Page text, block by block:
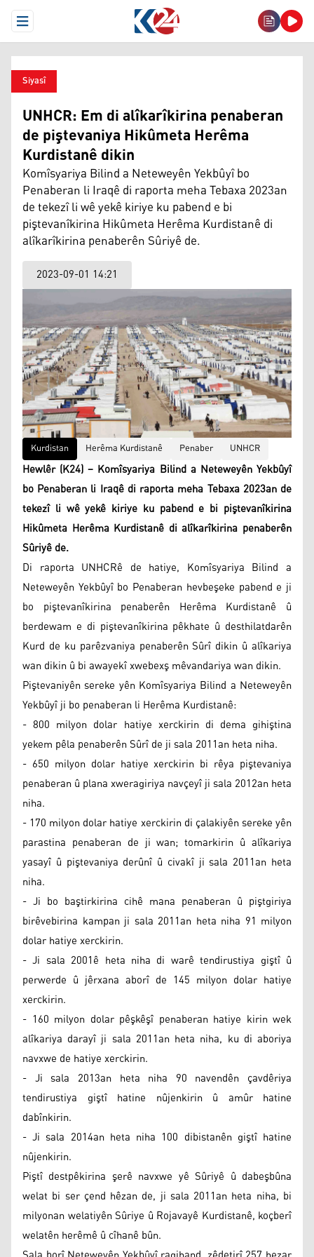
Open Menu
Siyasî
UNHCR: Em di alîkarîkirina penaberan
de piştevaniya Hikûmeta Herêma
Kurdistanê dikin
Komîsyariya Bilind a Neteweyên Yekbûyî bo
Penaberan li Iraqê di raporta meha Tebaxa 2023an
de tekezî li wê yekê kiriye ku pabend e bi
piştevanîkirina Hikûmeta Herêma Kurdistanê di
alîkarîkirina penaberên Sûriyê de.
2023-09-01 14:21
Kurdistan Herêma Kurdistanê Penaber UNHCR
Hewlêr (K24) – Komîsyariya Bilind a Neteweyên Yekbûyî
bo Penaberan li Iraqê di raporta meha Tebaxa 2023an de
tekezî li wê yekê kiriye ku pabend e bi piştevanîkirina
Hikûmeta Herêma Kurdistanê di alîkarîkirina penaberên
Sûriyê de.
Di raporta UNHCRê de hatiye, Komîsyariya Bilind a
Neteweyên Yekbûyî bo Penaberan hevbeşeke pabend e ji
bo piştevanîkirina penaberên Herêma Kurdistanê û
berdewam e di piştevanîkirina pêkhate û desthilatdarên
Kurd de ku parêzvaniya penaberên Sûrî dikin û alîkariya
wan dikin û bi awayekî xwebexş mêvandariya wan dikin.
Piştevaniyên sereke yên Komîsyariya Bilind a Neteweyên
Yekbûyî ji bo penaberan li Herêma Kurdistanê:
- 800 milyon dolar hatiye xerckirin di dema gihiştina
yekem pêla penaberên Sûrî de ji sala 2011an heta niha.
- 650 milyon dolar hatiye xerckirin bi rêya piştevaniya
penaberan û plana xweragiriya navçeyî ji sala 2012an heta
niha.
- 170 milyon dolar hatiye xerckirin di çalakiyên sereke yên
parastina penaberan de ji wan; tomarkirin û alîkariya
yasayî û piştevaniya derûnî û civakî ji sala 2011an heta
niha.
- Ji bo baştirkirina cihê mana penaberan û piştgiriya
birêvebirina kampan ji sala 2011an heta niha 91 milyon
dolar hatiye xerckirin.
- Ji sala 2001ê heta niha di warê tendirustiya giştî û
perwerde û jêrxana aborî de 145 milyon dolar hatiye
xerckirin.
- 160 milyon dolar pêşkêşî penaberan hatiye kirin wek
alîkariya darayî ji sala 2011an heta niha, ku di aboriya
navxwe de hatiye xerckirin.
- Ji sala 2013an heta niha 90 navendên çavdêriya
tendirustiya giştî hatine nûjenkirin û amûr hatine
dabînkirin.
- Ji sala 2014an heta niha 100 dibistanên giştî hatine
nûjenkirin.
Piştî destpêkirina şerê navxwe yê Sûriyê û dabeşbûna
welat bi ser çend hêzan de, ji sala 2011an heta niha, bi
milyonan welatiyên Sûriye û Rojavayê Kurdistanê, koçberî
welatên herêmê û cîhanê bûn.